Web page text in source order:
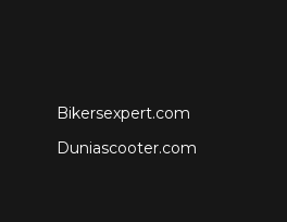
Bikersexpert.com
Duniascooter.com